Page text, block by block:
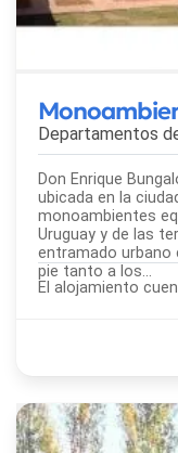
Departamentos
Don Enrique
ubicada en la
monoambientes
Uruguay y de las
entramado urbano
pie tanto a los...